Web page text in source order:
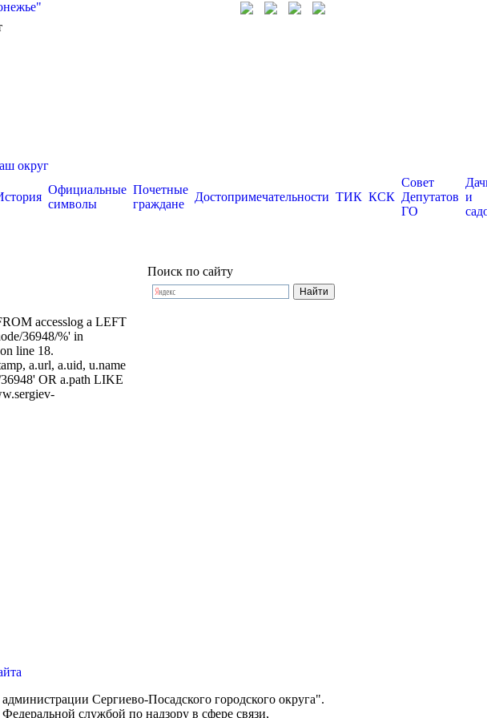
округ
Официальные
символы
Почетные
граждане
Достопримечательности ТИК КСК
Совет
Депутатов
ГО
и
accesslog a LEFT
36948/%' in
line 18.
a.url, a.uid, u.name
OR a.path LIKE
Поиск по сайту
Сергиево-Посадского городского округа".
службой по надзору в сфере связи,